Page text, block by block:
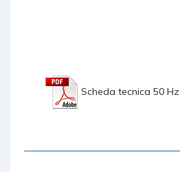
Scheda tecnica 50 Hz